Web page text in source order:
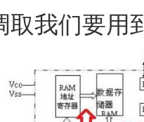
取我们要用